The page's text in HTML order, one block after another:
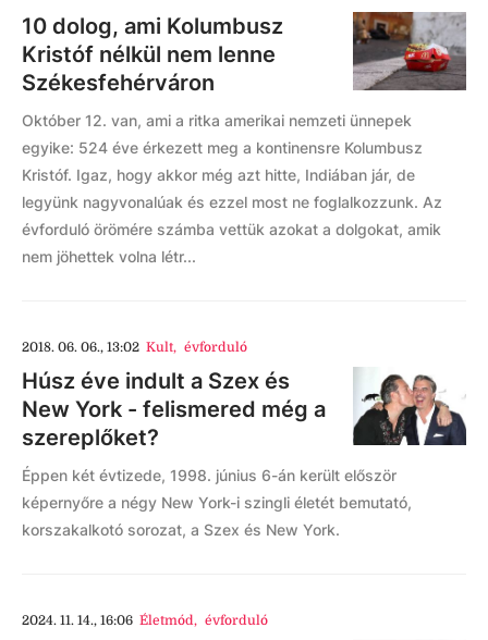
10 dolog, ami Kolumbusz
Kristóf nélkül nem lenne
Székesfehérváron
Október 12. van, ami a ritka amerikai nemzeti ünnepek
egyike: 524 éve érkezett meg a kontinensre Kolumbusz
Kristóf. Igaz, hogy akkor még azt hitte, Indiában jár, de
legyünk nagyvonalúak és ezzel most ne foglalkozzunk. Az
évforduló örömére számba vettük azokat a dolgokat, amik
nem jöhettek volna létr...
2018. 06. 06., 13:02 Kult, évforduló
Húsz éve indult a Szex és
New York - felismered még a
szereplőket?
Éppen két évtizede, 1998. június 6-án került először
képernyőre a négy New York-i szingli életét bemutató,
korszakalkotó sorozat, a Szex és New York.
2024. 11. 14., 16:06 Életmód, évforduló